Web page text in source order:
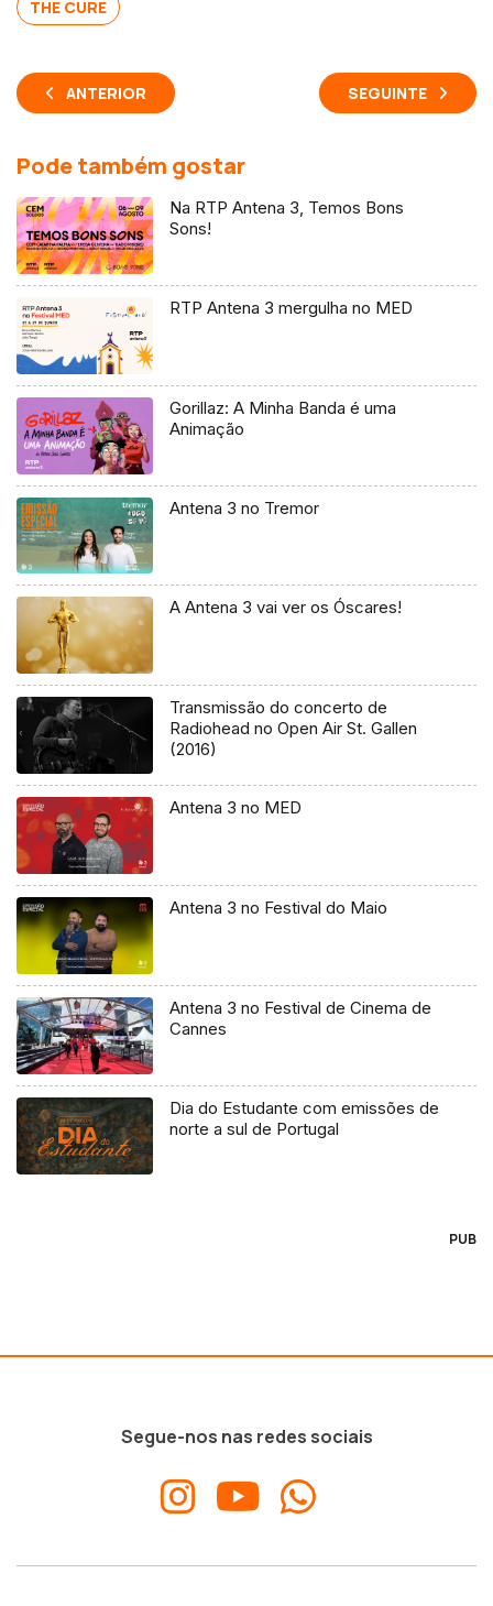
THE CURE
ANTERIOR SEGUINTE
Pode também gostar
Na RTP Antena 3, Temos Bons
Sons!
RTP Antena 3 mergulha no MED
Gorillaz: A Minha Banda é uma
Animação
Antena 3 no Tremor
A Antena 3 vai ver os Óscares!
Transmissão do concerto de
Radiohead no Open Air St. Gallen
(2016)
Antena 3 no MED
Antena 3 no Festival do Maio
Antena 3 no Festival de Cinema de
Cannes
Dia do Estudante com emissões de
norte a sul de Portugal
PUB
Segue-nos nas redes sociais